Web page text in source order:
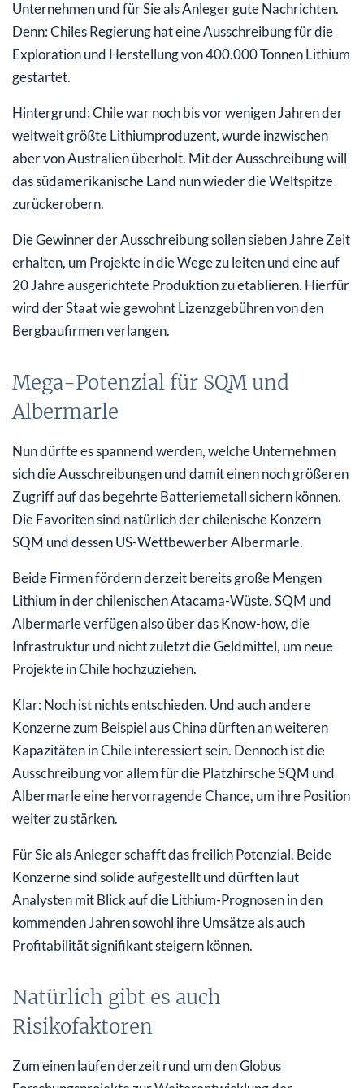
Unternehmen und für Sie als Anleger gute Nachrichten.
Denn: Chiles Regierung hat eine Ausschreibung für die
Exploration und Herstellung von 400.000 Tonnen Lithium
gestartet.
Hintergrund: Chile war noch bis vor wenigen Jahren der
weltweit größte Lithiumproduzent, wurde inzwischen
aber von Australien überholt. Mit der Ausschreibung will
das südamerikanische Land nun wieder die Weltspitze
zurückerobern.
Die Gewinner der Ausschreibung sollen sieben Jahre Zeit
erhalten, um Projekte in die Wege zu leiten und eine auf
20 Jahre ausgerichtete Produktion zu etablieren. Hierfür
wird der Staat wie gewohnt Lizenzgebühren von den
Bergbaufirmen verlangen.
Mega-Potenzial für SQM und
Albermarle
Nun dürfte es spannend werden, welche Unternehmen
sich die Ausschreibungen und damit einen noch größeren
Zugriff auf das begehrte Batteriemetall sichern können.
Die Favoriten sind natürlich der chilenische Konzern
SQM und dessen US-Wettbewerber Albermarle.
Beide Firmen fördern derzeit bereits große Mengen
Lithium in der chilenischen Atacama-Wüste. SQM und
Albermarle verfügen also über das Know-how, die
Infrastruktur und nicht zuletzt die Geldmittel, um neue
Projekte in Chile hochzuziehen.
Klar: Noch ist nichts entschieden. Und auch andere
Konzerne zum Beispiel aus China dürften an weiteren
Kapazitäten in Chile interessiert sein. Dennoch ist die
Ausschreibung vor allem für die Platzhirsche SQM und
Albermarle eine hervorragende Chance, um ihre Position
weiter zu stärken.
Für Sie als Anleger schafft das freilich Potenzial. Beide
Konzerne sind solide aufgestellt und dürften laut
Analysten mit Blick auf die Lithium-Prognosen in den
kommenden Jahren sowohl ihre Umsätze als auch
Profitabilität signifikant steigern können.
Natürlich gibt es auch
Risikofaktoren
Zum einen laufen derzeit rund um den Globus